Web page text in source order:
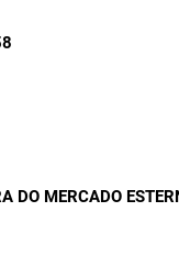
DO MERCADO